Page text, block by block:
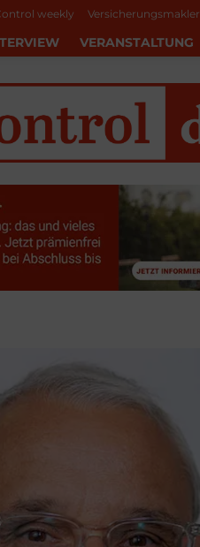
weekly Versicherungsmakler
VERANSTALTUNG